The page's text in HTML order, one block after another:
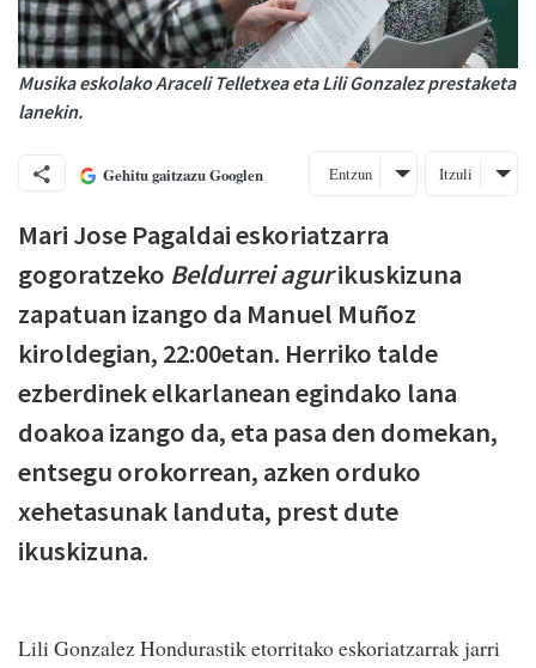
Musika eskolako Araceli Telletxea eta Lili Gonzalez prestaketa
lanekin.
Gehitu gaitzazu Googlen Entzun Itzuli
Mari Jose Pagaldai eskoriatzarra
gogoratzeko Beldurrei agurikuskizuna
zapatuan izango da Manuel Muñoz
kiroldegian, 22:00etan. Herriko talde
ezberdinek elkarlanean egindako lana
doakoa izango da, eta pasa den domekan,
entsegu orokorrean, azken orduko
xehetasunak landuta, prest dute
ikuskizuna.
Lili Gonzalez Hondurastik etorritako eskoriatzarrak jarri